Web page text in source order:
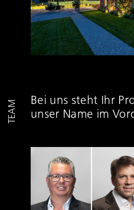
TEAM
Bei uns steht Ihr
unser Name im